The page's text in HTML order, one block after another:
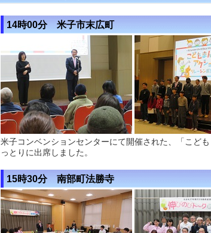
14時00分 米子市末広町
米子コンベンションセンターにて開催された、「こど
っとりに出席しました。
15時30分 南部町法勝寺